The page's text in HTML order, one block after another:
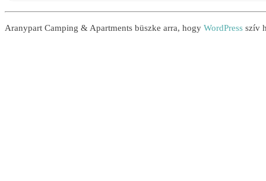
Aranypart Camping & Apartments büszke arra, hogy WordPress szív